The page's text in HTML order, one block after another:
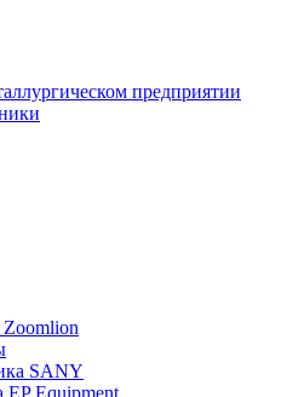
предприятии
SANY
EP Equipment